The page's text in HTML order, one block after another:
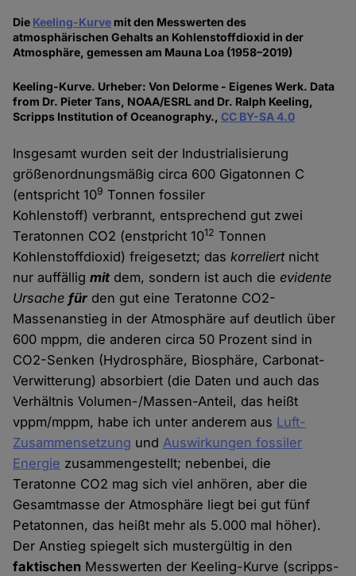
Die Keeling-Kurve mit den Messwerten des
atmosphärischen Gehalts an Kohlenstoffdioxid in der
Atmosphäre, gemessen am Mauna Loa (1958–2019)
Keeling-Kurve. Urheber: Von Delorme - Eigenes Werk. Data
from Dr. Pieter Tans, NOAA/ESRL and Dr. Ralph Keeling,
Scripps Institution of Oceanography.,CC BY-SA 4.0
Insgesamt wurden seit der Industrialisierung
größenordnungsmäßig circa 600 Gigatonnen C
(entspricht 109 Tonnen fossiler
Kohlenstoff) verbrannt, entsprechend gut zwei
Teratonnen CO2 (enstpricht 1012 Tonnen
Kohlenstoffdioxid) freigesetzt; daskorreliertnicht
nur auffälligmit dem, sondern ist auch dieevidente
Ursachefür den gut eine Teratonne CO2-
Massenanstieg in der Atmosphäre auf deutlich über
600 mppm, die anderen circa 50 Prozent sind in
CO2-Senken (Hydrosphäre, Biosphäre, Carbonat-
Verwitterung) absorbiert (die Daten und auch das
Verhältnis Volumen-/Massen-Anteil, das heißt
vppm/mppm, habe ich unter anderem aus Luft-
Zusammensetzung undAuswirkungen fossiler
Energie zusammengestellt; nebenbei, die
Teratonne CO2 mag sich viel anhören, aber die
Gesamtmasse der Atmosphäre liegt bei gut fünf
Petatonnen, das heißt mehr als 5.000 mal höher).
Der Anstieg spiegelt sich mustergültig in den
faktischen Messwerten der Keeling-Kurve (scripps-